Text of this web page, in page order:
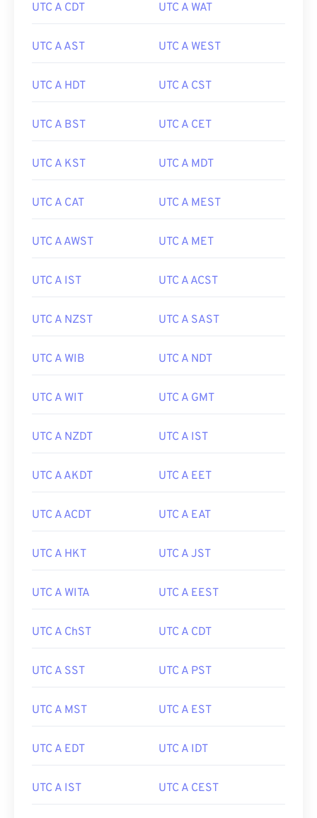
UTC A CDT UTC A WAT
UTC A AST UTC A WEST
UTC A HDT UTC A CST
UTC A BST UTC A CET
UTC A KST UTC A MDT
UTC A CAT UTC A MEST
UTC A AWST UTC A MET
UTC A IST UTC A ACST
UTC A NZST UTC A SAST
UTC A WIB UTC A NDT
UTC A WIT UTC A GMT
UTC A NZDT UTC A IST
UTC A AKDT UTC A EET
UTC A ACDT UTC A EAT
UTC A HKT UTC A JST
UTC A WITA UTC A EEST
UTC A ChST UTC A CDT
UTC A SST UTC A PST
UTC A MST UTC A EST
UTC A EDT UTC A IDT
UTC A IST UTC A CEST